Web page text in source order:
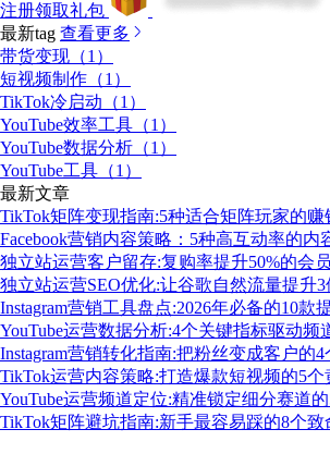
注册领取礼包
最新tag 查看更多
带货变现（1）
短视频制作（1）
TikTok冷启动（1）
YouTube效率工具（1）
YouTube数据分析（1）
YouTube工具（1）
最新文章
TikTok矩阵变现指南:5种适合矩阵玩家的赚
Facebook营销内容策略：5种高互动率的内
独立站运营客户留存:复购率提升50%的会
独立站运营SEO优化:让谷歌自然流量提升
Instagram营销工具盘点:2026年必备的10款
YouTube运营数据分析:4个关键指标驱动频
Instagram营销转化指南:把粉丝变成客户的
TikTok运营内容策略:打造爆款短视频的5个
YouTube运营频道定位:精准锁定细分赛道
TikTok矩阵避坑指南:新手最容易踩的8个致